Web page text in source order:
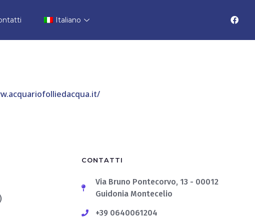
Italiano
CONTATTI
Via Bruno Pontecorvo, 13 - 00012
Guidonia Montecelio
+39 0640061204